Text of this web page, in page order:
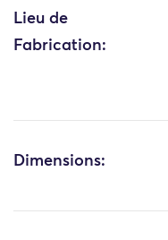
Lieu de
Fabrication:
Dimensions: